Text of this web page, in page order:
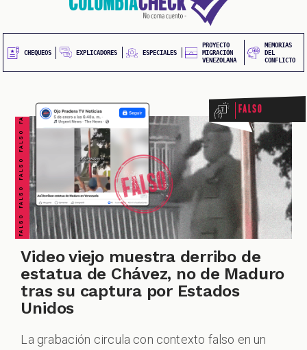
CHEQUEOS EXPLICADORES ESPECIALES
PROYECTO
MIGRACIÓN
VENEZOLANA
MEMORIAS
DEL
CONFLICTO
FALSO FALSO FALSO FALSO FALSO FALSO FALSO Falso
Video viejo muestra derribo de
estatua de Chávez, no de Maduro
tras su captura por Estados
Unidos
La grabación circula con contexto falso en un